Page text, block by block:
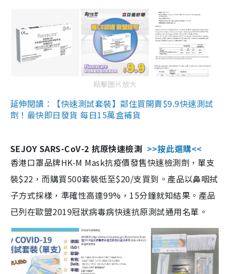
點擊圖片放大
延伸閱讀：【快速測試套裝】鄰住買開賣$9.9快速測試
劑！最快即日發貨 每日15萬盒補貨
SEJOY SARS-CoV-2 抗原快速檢測 >>按此選購<<
香港口罩品牌HK-M Mask抗疫價發售快速檢測劑，單支
裝$22，而購買500套裝低至$20/支買到。產品以鼻咽拭
子方式採樣，準確性高達99%，15分鐘就知結果。產品
已列在歐盟2019冠狀病毒病快速抗原測試通用名單。